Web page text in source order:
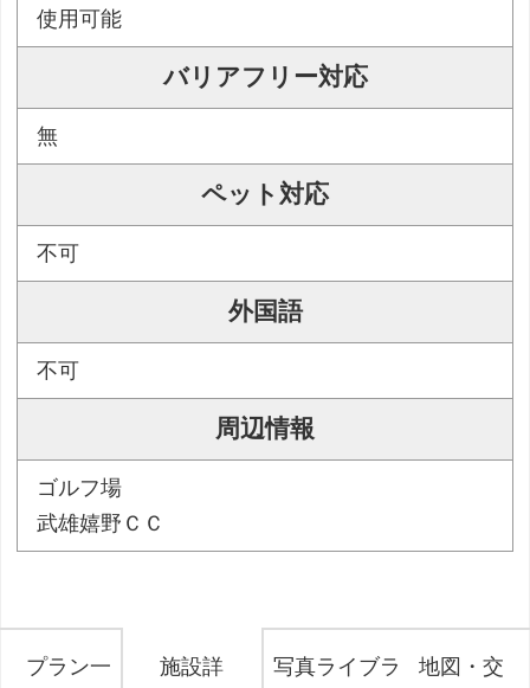
使用可能
バリアフリー対応
無
ペット対応
不可
外国語
不可
周辺情報
ゴルフ場
武雄嬉野ＣＣ
プラン一
施設詳
写真ライブラ
地図・交